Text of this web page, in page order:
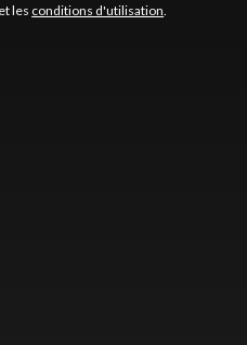
et les conditions d'utilisation